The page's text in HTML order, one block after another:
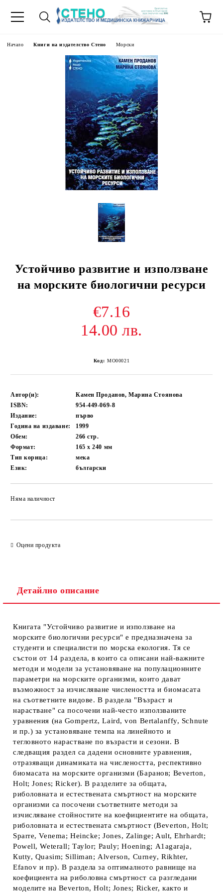
Начало Книги на издателство Стено Морски
Устойчиво развитие и използване
на морските биологични ресурси
€7.16
14.00 лв.
Код: MO00021
Автор(и):
Камен Проданов, Марина Стоянова
ISBN:
954-449-069-8
Издание:
първо
Година на издаване:
1999
Обем:
266стр.
Формат:
165 x 240 мм
Тип корица:
мека
Език:
български
Няма наличност
Оцени продукта
Детайлно описание
Книгата "Устойчиво развитие и използване на
морските биологични ресурси" е предназначена за
студенти и специалисти по морска екология. Тя се
състои от 14 раздела, в които са описани най-важните
методи и модели за установяване на популационните
параметри на морските организми, които дават
възможност за изчисляване числеността и биомасата
на съответните видове. В раздела "Възраст и
нарастване" са посочени най-често използваните
уравнения (на Gompertz, Laird, von Bertalanffy, Schnute
и пр.) за установяване темпа на линейното и
тегловното нарастване по възрасти и сезони. В
следващия раздел са дадени основните уравнения,
отразяващи динамиката на числеността, респективно
биомасата на морските организми (Баранов; Beverton,
Ноlt; Jones; Ricker). В разделите за общата,
риболовната и естествената смъртност на морските
организми са посочени съответните методи за
изчисляване стойностите на коефициентите на общата,
риболовната и естествената смъртност (Beverton, Ноlt;
Sparre, Venema; Неincke; Jones, Zalinge; Ault, Ehrhardt;
Рowell, Weterall; Тауlor; Раuly; Ноеning; А1аgaraja,
Кutty, Quasim; Silliman; Аlverson, Сurney, Rikhter,
Еfanov и пр). В раздела за оптималното равнище на
коефициента на риболовна смъртност са разгледани
моделите на Веverton, Ноlt; Jones; Ricker, както и